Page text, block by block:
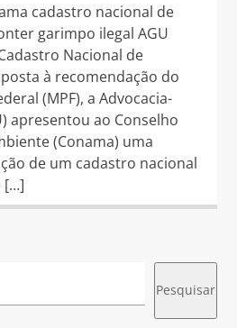
cadastro nacional de
garimpo ilegal AGU
Nacional de
à recomendação do
(MPF), a Advocacia-
apresentou ao Conselho
(Conama) uma
de um cadastro nacional
[…]
Pesquisar